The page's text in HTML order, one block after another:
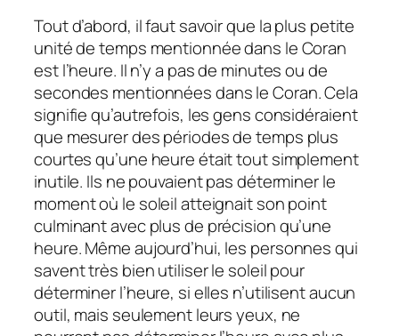
Tout d’abord, il faut savoir que la plus petite
unité de temps mentionnée dans le Coran
est l’heure. Il n’y a pas de minutes ou de
secondes mentionnées dans le Coran. Cela
signifie qu’autrefois, les gens considéraient
que mesurer des périodes de temps plus
courtes qu’une heure était tout simplement
inutile. Ils ne pouvaient pas déterminer le
moment où le soleil atteignait son point
culminant avec plus de précision qu’une
heure. Même aujourd’hui, les personnes qui
savent très bien utiliser le soleil pour
déterminer l’heure, si elles n’utilisent aucun
outil, mais seulement leurs yeux, ne